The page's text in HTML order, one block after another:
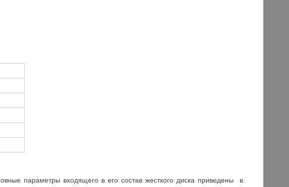
параметры входящего в его состав жесткого диска приведены в